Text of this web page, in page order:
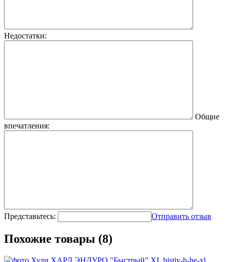
Недостатки:
Общие
впечатления:
Представьтесь: Отправить отзыв
Похожие товары (8)